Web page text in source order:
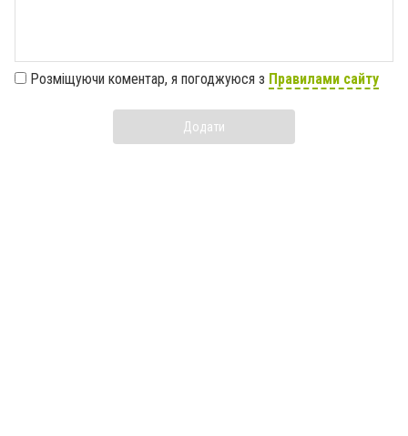
Розміщуючи коментар, я погоджуюся з Правилами сайту
Додати